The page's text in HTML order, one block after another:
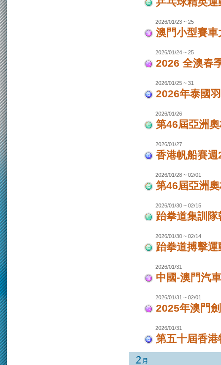
2026/01/23 ~ 25
澳門小型賽
2026/01/24 ~ 25
2026 全澳春
2026/01/25 ~ 31
2026年泰國
2026/01/26
第46屆亞洲
2026/01/27
香港帆船賽
2026/01/28 ~ 02/01
第46屆亞洲
2026/01/30 ~ 02/15
跆拳道集訓
2026/01/30 ~ 02/14
跆拳道搏擊
2026/01/31
中國-澳門汽
2026/01/31 ~ 02/01
2025年澳門
2026/01/31
第五十屆香